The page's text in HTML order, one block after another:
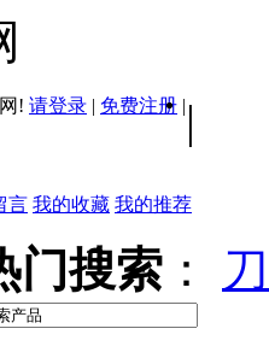
! 请登录 | 免费注册 | |
言 我的收藏 我的推荐
门搜索 ：